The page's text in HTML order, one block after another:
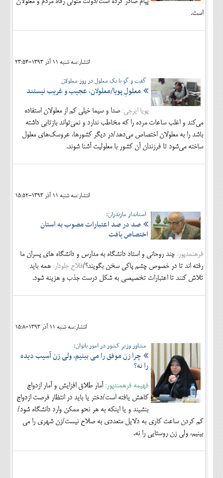
است.
انتشار:سه شنبه 11 آذر 1393-23:54
گفت و گو با یک معلول در روز معلولان
معلولِ پویا/معلولان، عجیب و غریب نیستند
پویا ایرجی: صدا و سیما خیلی کم از معلولان استفاده
می‌کند و اغلب ساعات مرده را که مخاطب ندارد و نمی‌تواند بازتابی داشته
باشد را به معلولان اختصاص می‌دهد/در دیگر کشورها، عروسک‌های معلول
ساخته می‌شود تا فرزندان آن کشور با معلولیت آشنا شوند.
انتشار:سه شنبه 11 آذر 1393-15:52
استاندار مازندران:
صد در صد اعتبارات مصوب به استان
اختصاص يافت
فرهنمدپور: چند روحاني و استاد دانشگاه به مدارس و دانشگاه هاي پسران ما
رفته اند تا در خصوص چشم پاكي سخن بگويند؟/فلاح جلودار: همه بايد
تلاش كنند تا اعتبارات تخصيصي به شكل درست جذب و هزينه شود.
انتشار:سه شنبه 11 آذر 1393-15:8
مشاور وزیر کشور در امور بانوان:
چرا زن موفق را می بینیم، ولی زن آسیب دیده
را نه؟
فهیمه فرهمندپور: آمار طلاق افزایش و آمار ازدواج
کاهش یافته است/دختر یا باید در انتظار فرصت ازدواج
بنشیند و یا اینکه به هر نحو ممکن وارد دانشگاه شود/
کم کردن ساعت کاری به دلایل متعددی به صلاح نیست/زن شهری را می
بینیم، ولی زن روستایی را نه.